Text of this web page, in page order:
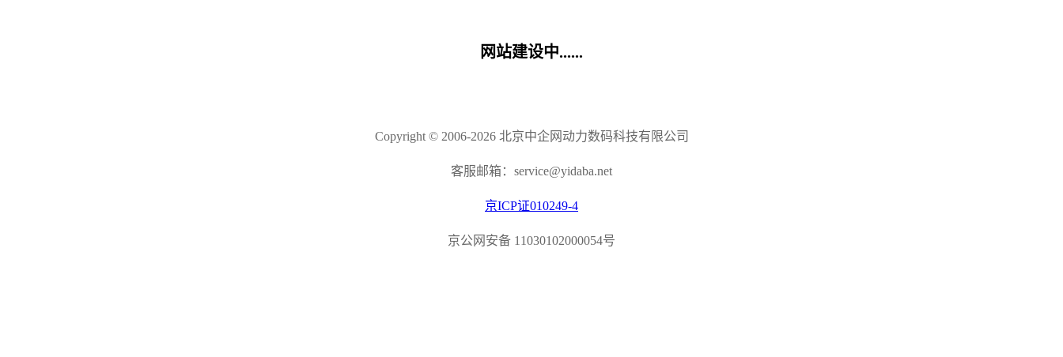
网站建设中......
Copyright © 2006-2026 北京中企网动力数码科技有限公司
客服邮箱：service@yidaba.net
京ICP证010249-4
京公网安备 11030102000054号